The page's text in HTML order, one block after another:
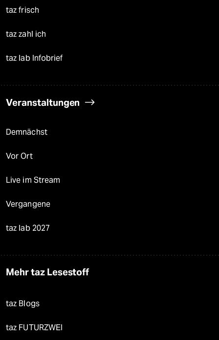
taz frisch
taz zahl ich
taz lab Infobrief
Veranstaltungen
Demnächst
Vor Ort
Live im Stream
Vergangene
taz lab 2027
Mehr taz Lesestoff
taz Blogs
taz FUTURZWEI